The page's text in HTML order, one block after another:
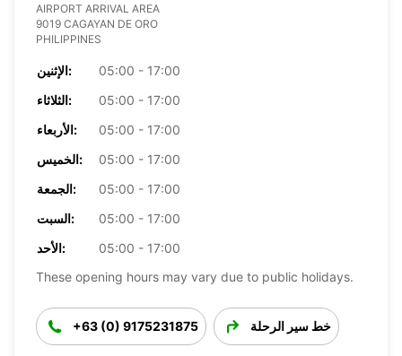
AIRPORT ARRIVAL AREA
9019 CAGAYAN DE ORO
PHILIPPINES
الإثنين:
05:00 - 17:00
الثلاثاء:
05:00 - 17:00
الأربعاء:
05:00 - 17:00
الخميس:
05:00 - 17:00
الجمعة:
05:00 - 17:00
السبت:
05:00 - 17:00
الأحد:
05:00 - 17:00
These opening hours may vary due to public holidays.
+63 (0) 9175231875 خط سير الرحلة